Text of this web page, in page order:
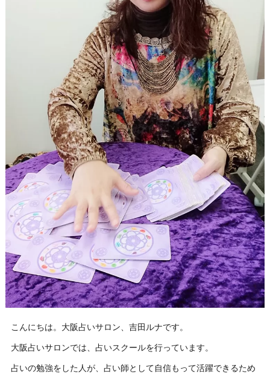
こんにちは。大阪占いサロン、吉田ルナです。
大阪占いサロンでは、占いスクールを行っています。
占いの勉強をした人が、占い師として自信もって活躍できるため